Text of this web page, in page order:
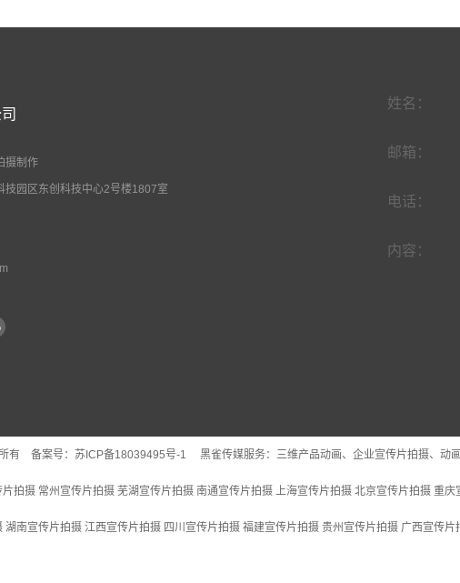
摄制作
技园区东创科技中心2号楼1807室
姓名：
邮箱：
电话：
内容：
有 备案号： 苏ICP备18039495号-1 黑雀传媒服务： 三维产品动画、企业宣传片拍摄、动
片拍摄 常州宣传片拍摄 芜湖宣传片拍摄 南通宣传片拍摄 上海宣传片拍摄 北京宣传片拍摄 重庆
湖南宣传片拍摄 江西宣传片拍摄 四川宣传片拍摄 福建宣传片拍摄 贵州宣传片拍摄 广西宣传片